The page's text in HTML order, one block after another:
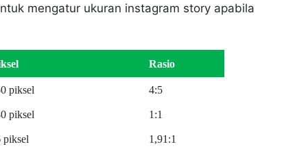
mengatur ukuran instagram story apabila
Rasio
piksel 4:5
piksel 1:1
piksel 1,91:1